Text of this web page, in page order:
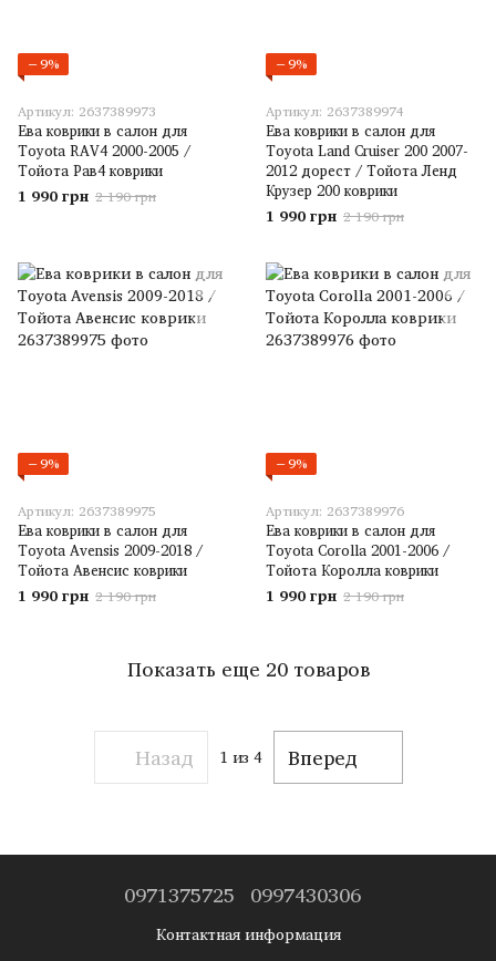
−9%
Артикул: 2637389973
Ева коврики в салон для
Toyota RAV4 2000-2005 /
Тойота Рав4 коврики
1 990 грн 2 190 грн
−9%
Артикул: 2637389974
Ева коврики в салон для
Toyota Land Cruiser 200 2007-
2012 дорест / Тойота Ленд
Крузер 200 коврики
1 990 грн 2 190 грн
−9%
Артикул: 2637389975
Ева коврики в салон для
Toyota Avensis 2009-2018 /
Тойота Авенсис коврики
1 990 грн 2 190 грн
−9%
Артикул: 2637389976
Ева коврики в салон для
Toyota Corolla 2001-2006 /
Тойота Королла коврики
1 990 грн 2 190 грн
Показать еще 20 товаров
Назад 1 из 4 Вперед
0971375725 0997430306
Контактная информация